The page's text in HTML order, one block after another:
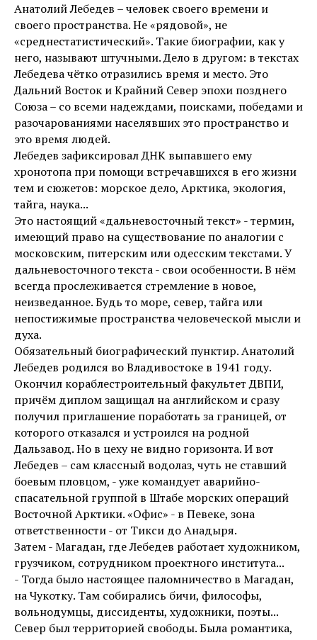
Анатолий Лебедев – человек своего времени и
своего пространства. Не «рядовой», не
«среднестатистический». Такие биографии, как у
него, называют штучными. Дело в другом: в текстах
Лебедева чётко отразились время и место. Это
Дальний Восток и Крайний Север эпохи позднего
Союза – со всеми надеждами, поисками, победами и
разочарованиями населявших это пространство и
это время людей.
Лебедев зафиксировал ДНК выпавшего ему
хронотопа при помощи встречавшихся в его жизни
тем и сюжетов: морское дело, Арктика, экология,
тайга, наука...
Это настоящий «дальневосточный текст» - термин,
имеющий право на существование по аналогии с
московским, питерским или одесским текстами. У
дальневосточного текста - свои особенности. В нём
всегда прослеживается стремление в новое,
неизведанное. Будь то море, север, тайга или
непостижимые пространства человеческой мысли и
духа.
Обязательный биографический пунктир. Анатолий
Лебедев родился во Владивостоке в 1941 году.
Окончил кораблестроительный факультет ДВПИ,
причём диплом защищал на английском и сразу
получил приглашение поработать за границей, от
которого отказался и устроился на родной
Дальзавод. Но в цеху не видно горизонта. И вот
Лебедев – сам классный водолаз, чуть не ставший
боевым пловцом, - уже командует аварийно-
спасательной группой в Штабе морских операций
Восточной Арктики. «Офис» - в Певеке, зона
ответственности - от Тикси до Анадыря.
Затем - Магадан, где Лебедев работает художником,
грузчиком, сотрудником проектного института...
- Тогда было настоящее паломничество в Магадан,
на Чукотку. Там собирались бичи, философы,
вольнодумцы, диссиденты, художники, поэты...
Север был территорией свободы. Была романтика,